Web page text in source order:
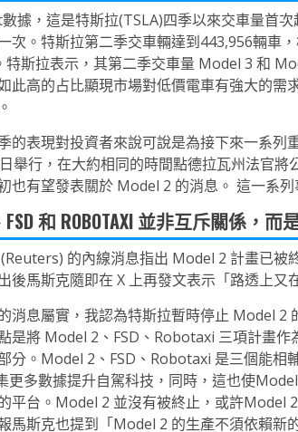
據，這是特斯拉(TSLA)四季以來交車量首
次。特斯拉第二季交車輛達到443,956輛車
特斯拉表示，其第二季交車量 Model 3 和
此高的占比顯現市場對低價電車有強大的
的表現對投資者來說可說是為接下來一系
舉行，在大約相同的時間點德拉瓦州法官
也有望發表關於 Model 2 的消息。 這一系
FSD 和 ROBOTAXI 並非互斥關係，
的內線消息指出 Model 2 計畫已被
後馬斯克隨即在 X 上再發文表示「路透上又
消息屬實，我認為特斯拉暫時停止 Model 2
是將 Model 2、FSD、Robotaxi 三項計畫
分。Model 2、FSD、Robotaxi 是三個能
更多數據提升自駕科技，同時，這也使
平台。Model 2 並沒有被終止，或許Model
馬斯克也提到「Model 2 的生產不須依賴新